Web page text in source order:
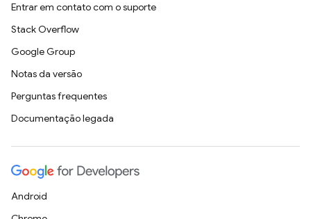
Entrar em contato com o suporte
Stack Overflow
Google Group
Notas da versão
Perguntas frequentes
Documentação legada
Android